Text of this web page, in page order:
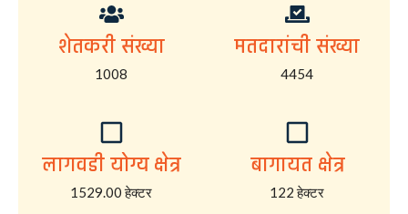
शेतकरी संख्या
1008
मतदारांची संख्या
4454
लागवडी योग्य क्षेत्र
1529.00 हेक्टर
बागायत क्षेत्र
122 हेक्टर